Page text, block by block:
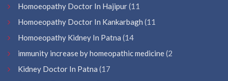
Homoeopathy Doctor In Hajipur(11
Homoeopathy Doctor In Kankarbagh (11
Homoeopathy Kidney In Patna (14
immunity increase by homeopathic medicine(2
Kidney Doctor In Patna (17